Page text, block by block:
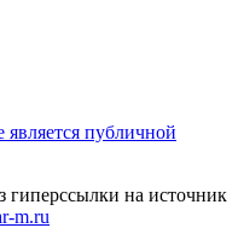
является публичной
гиперссылки на источник
m.ru